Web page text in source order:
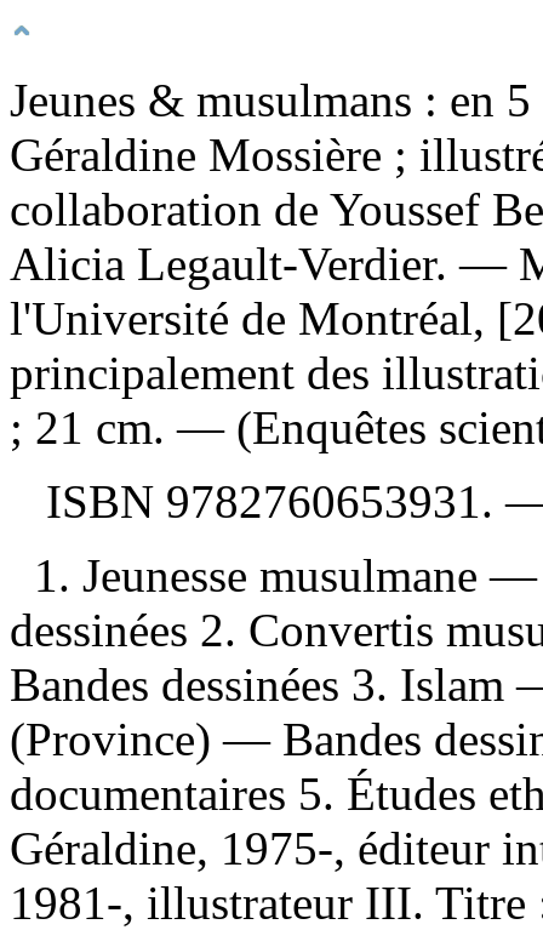
Jeunes & musulmans : en
Géraldine Mossière ;
collaboration de Youssef
Alicia Legault-Verdier. —
l'Université de Montréal,
principalement des
; 21 cm. — (Enquêtes
ISBN 9782760653931.
1. Jeunesse musulmane
dessinées 2. Convertis
Bandes dessinées 3.
(Province) — Bandes
documentaires 5. Études
Géraldine, 1975-, éditeur
1981-, illustrateur III. Titre